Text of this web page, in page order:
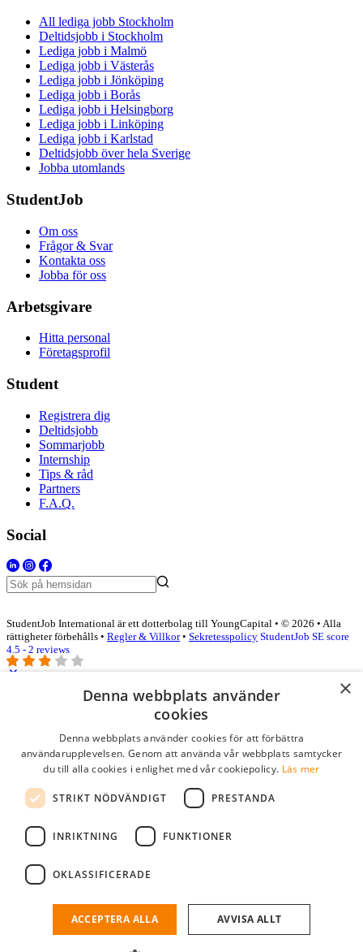
All lediga jobb Stockholm
Deltidsjobb i Stockholm
Lediga jobb i Malmö
Lediga jobb i Västerås
Lediga jobb i Jönköping
Lediga jobb i Borås
Lediga jobb i Helsingborg
Lediga jobb i Linköping
Lediga jobb i Karlstad
Deltidsjobb över hela Sverige
Jobba utomlands
StudentJob
Om oss
Frågor & Svar
Kontakta oss
Jobba för oss
Arbetsgivare
Hitta personal
Företagsprofil
Student
Registrera dig
Deltidsjobb
Sommarjobb
Internship
Tips & råd
Partners
F.A.Q.
Social
StudentJob International är ett dotterbolag till YoungCapital • © 2026 • Alla
rättigheter förbehålls • Regler & Villkor• Sekretesspolicy StudentJob SE score
4.5 - 2 reviews
Logga in som företag
Lösenord
kom ihåg mig
logga in
Kostnadsfri företagsprofil
och söka efter passande kandidater till ditt företag.
×
Denna webbplats använder
cookies
Denna webbplats använder cookies för att förbättra
användarupplevelsen. Genom att använda vår webbplats samtycker
du till alla cookies i enlighet med vår cookiepolicy. Läs mer
STRIKT NÖDVÄNDIGT PRESTANDA
INRIKTNING FUNKTIONER
OKLASSIFICERADE
ACCEPTERA ALLA AVVISA ALLT